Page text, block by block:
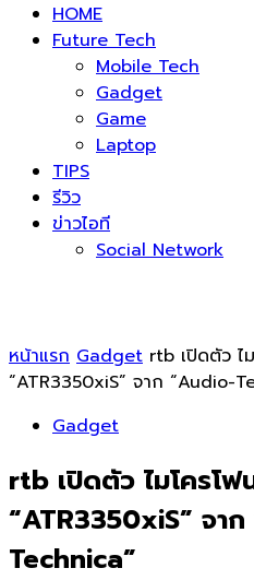
HOME
Future Tech
Mobile Tech
Gadget
Game
Laptop
TIPS
รีวิว
ข่าวไอที
Social Network
หน้าแรก Gadget rtb เปิดตัว ไ
“ATR3350xiS” จาก “Audio-
Gadget
rtb เปิดตัว ไมโครโ
“ATR3350xiS” จา
Technica”